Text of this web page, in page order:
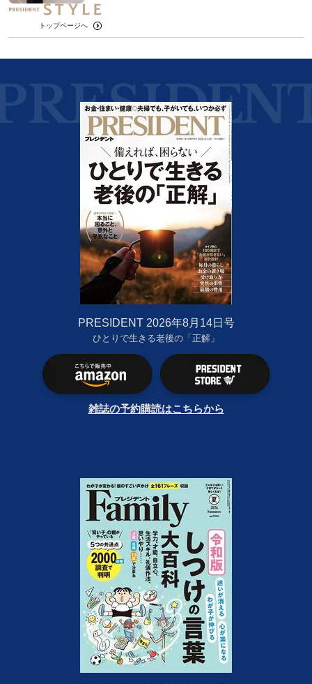
トップページへ
PRESIDENT 2026年8月14日号
ひとりで生きる老後の「正解」
雑誌の予約購読はこちらから